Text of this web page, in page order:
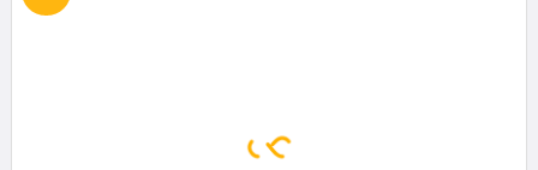
kadar sürükleyici bir şekilde bu kitapta yer alıyor.